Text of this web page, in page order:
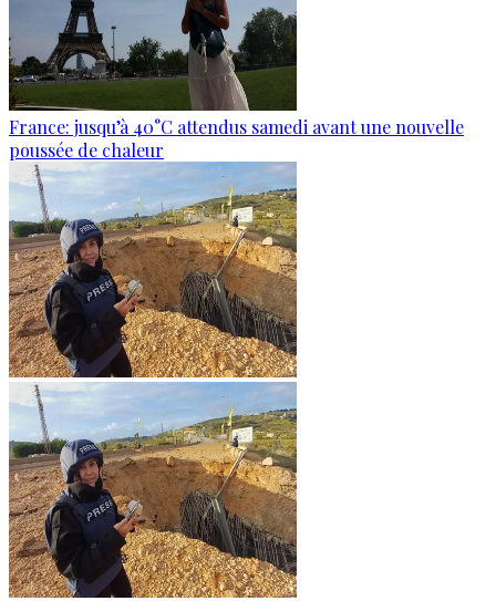
France: jusqu’à 40°C attendus samedi avant une nouvelle
poussée de chaleur